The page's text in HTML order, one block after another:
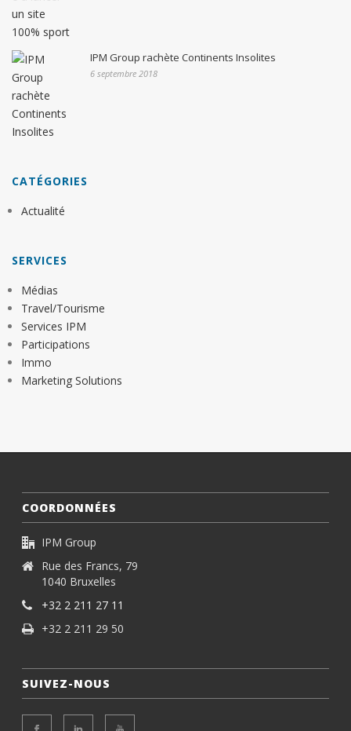
IPM Group rachète Continents Insolites
6 septembre 2018
CATÉGORIES
Actualité
SERVICES
Médias
Travel/Tourisme
Services IPM
Participations
Immo
Marketing Solutions
COORDONNÉES
IPM Group
Rue des Francs, 79
1040 Bruxelles
+32 2 211 27 11
+32 2 211 29 50
SUIVEZ-NOUS